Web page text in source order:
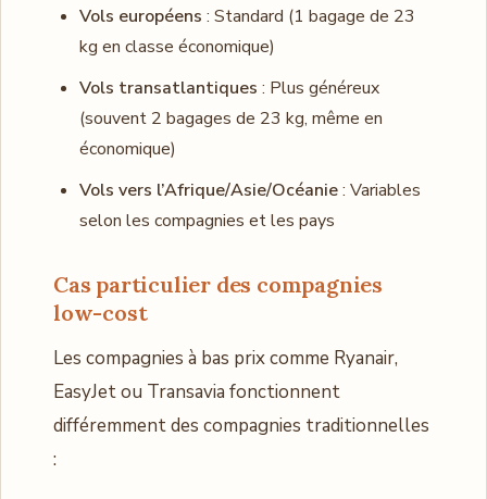
Vols européens : Standard (1 bagage de 23
kg en classe économique)
Vols transatlantiques : Plus généreux
(souvent 2 bagages de 23 kg, même en
économique)
Vols vers l’Afrique/Asie/Océanie: Variables
selon les compagnies et les pays
Cas particulier des compagnies
low-cost
Les compagnies à bas prix comme Ryanair,
EasyJet ou Transavia fonctionnent
différemment des compagnies traditionnelles
: